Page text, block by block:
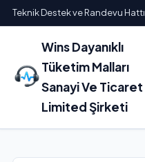
Teknik Destek ve Randevu Hattı
Wins Dayanıklı
Tüketim Malları
Sanayi Ve Ticaret
Limited Şirketi